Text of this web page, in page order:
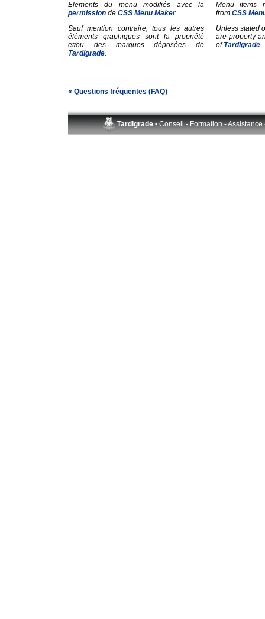
Elements du menu modifiés avec la
permission de CSS Menu Maker.
Sauf mention contraire, tous les autres
éléments graphiques sont la propriété
et/ou des marques déposées de
Tardigrade.
Menu items
from CSS
Unless stated
are property
ofTardigrade.
« Questions fréquentes (FAQ)
Tardigrade• Conseil - Formation - Assistance